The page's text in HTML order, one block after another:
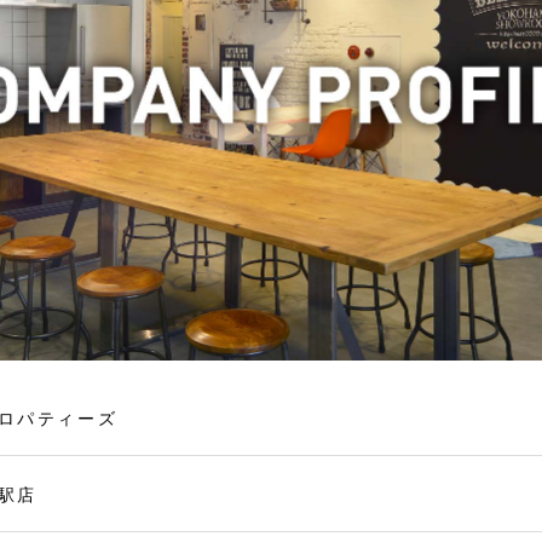
パティーズ
店